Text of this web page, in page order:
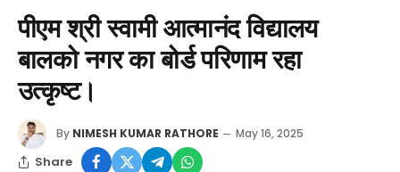
पीएम श्री स्वामी आत्मानंद विद्यालय
बालको नगर का बोर्ड परिणाम रहा
उत्कृष्ट।
By NIMESH KUMAR RATHORE May 16, 2025
Share